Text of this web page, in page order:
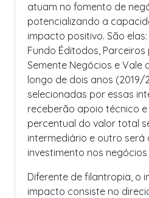
atuam no fomento de
potencializando a
impacto positivo. São elas:
Fundo Éditodos, Parceiros
Semente Negócios e Vale
longo de dois anos (2019/
selecionadas por essas
receberão apoio técnico e
percentual do valor total
intermediário e outro será
investimento nos
Diferente de filantropia, o
impacto consiste no